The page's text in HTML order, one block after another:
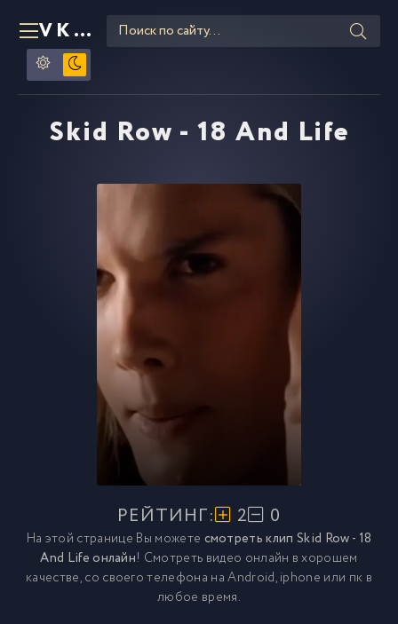
VKLIPE RU
Skid Row - 18 And Life
РЕЙТИНГ: 2 0
На этой странице Вы можете смотреть клип Skid Row - 18
And Life онлайн! Смотреть видео онлайн в хорошем
качестве, со своего телефона на Android, iphone или пк в
любое время.